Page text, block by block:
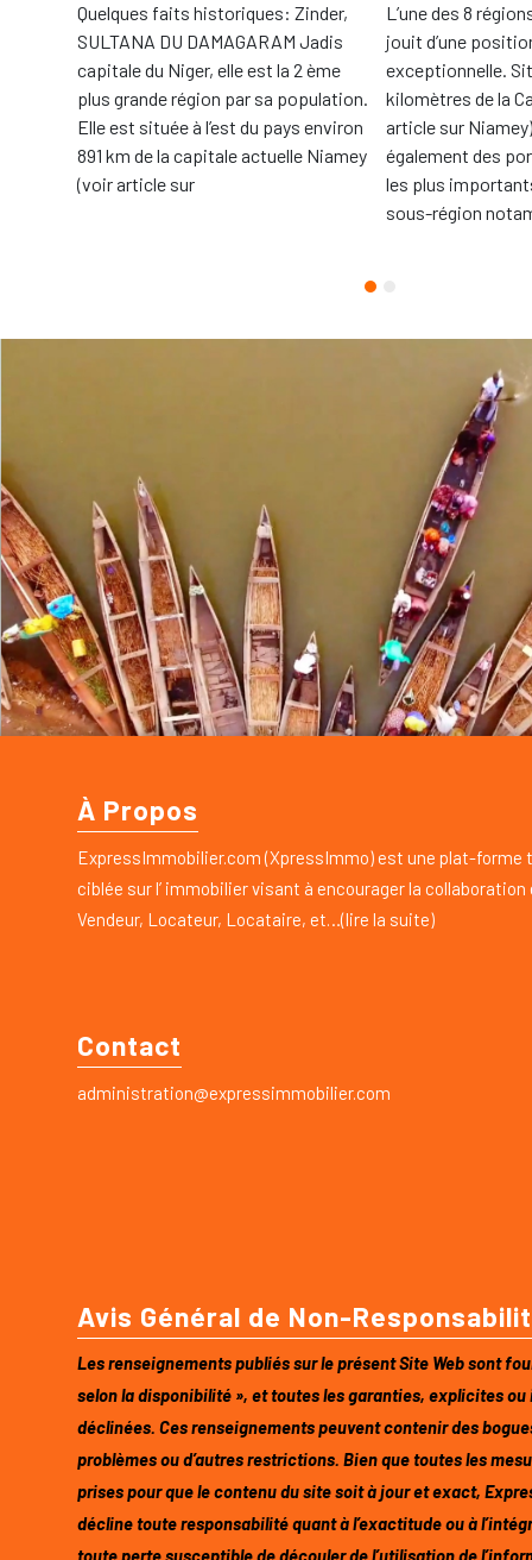
Quelques faits historiques: Zinder,
SULTANA DU DAMAGARAM Jadis
capitale du Niger, elle est la 2 ème
plus grande région par sa population.
Elle est située à l’est du pays environ
891 km de la capitale actuelle Niamey
(voir article sur
L’une des 8
jouit d’une
exceptionnelle.
kilomètres de la
article sur
également des
les plus
sous-région
À Propos
ExpressImmobilier.com (XpressImmo) est une plat-forme
ciblée sur l’ immobilier visant à encourager la
Vendeur, Locateur, Locataire, et…(lire la suite)
Contact
administration@expressimmobilier.com
Avis Général de Non-
Les renseignements publiés sur le présent Site Web sont
selon la disponibilité », et toutes les garanties, explicites
déclinées. Ces renseignements peuvent contenir des
problèmes ou d’autres restrictions. Bien que toutes les
prises pour que le contenu du site soit à jour et exact,
décline toute responsabilité quant à l’exactitude ou à
toute perte susceptible de découler de l’utilisation de